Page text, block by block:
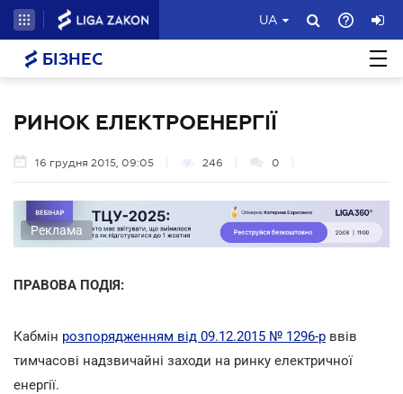
UA
БІЗНЕС
РИНОК ЕЛЕКТРОЕНЕРГІЇ
16 грудня 2015, 09:05 246 0
Реклама
ПРАВОВА ПОДІЯ:
Кабмін розпорядженням від 09.12.2015 № 1296-р ввів
тимчасові надзвичайні заходи на ринку електричної
енергії.